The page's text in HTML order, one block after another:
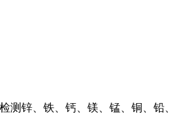
测锌、铁、钙、镁、锰、铜、铅